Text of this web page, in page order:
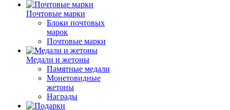
Почтовые марки
Блоки почтовых
марок
Почтовые марки
Медали и жетоны
Памятные медали
Монетовидные
жетоны
Награды